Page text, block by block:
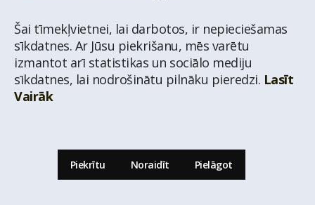
Šai tīmekļvietnei, lai darbotos, ir nepieciešamas
sīkdatnes. Ar Jūsu piekrišanu, mēs varētu
izmantot arī statistikas un sociālo mediju
sīkdatnes, lai nodrošinātu pilnāku pieredzi. Lasīt
Vairāk
Piekrītu Noraidīt Pielāgot
© Nekustamo īpašumu aģentūra Latio.